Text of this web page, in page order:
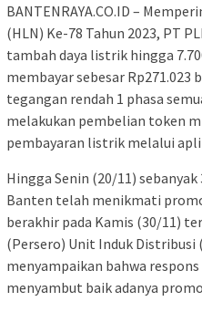
BANTENRAYA.CO.ID –
(HLN) Ke-78 Tahun 2023, PT
tambah daya listrik hingga
membayar sebesar
tegangan rendah 1 phasa
melakukan pembelian token
pembayaran listrik melalui
Hingga Senin (20/11)
Banten telah menikmati
berakhir pada Kamis (30/11)
(Persero) Unit Induk Distribusi
menyampaikan bahwa
menyambut baik adanya